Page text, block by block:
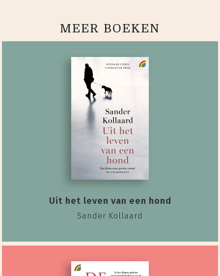
MEER BOEKEN
Uit het leven van een hond
Sander Kollaard